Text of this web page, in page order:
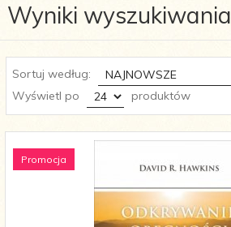
Wyniki
Sortuj według:
sort
Wyświetl po
pop produktów
Promocja